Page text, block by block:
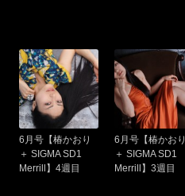
6月号【椿かおり
＋ SIGMA SD1
Merrill】4週目
6月号【椿かおり
＋ SIGMA SD1
Merrill】3週目